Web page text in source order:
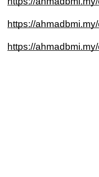
https://
https://